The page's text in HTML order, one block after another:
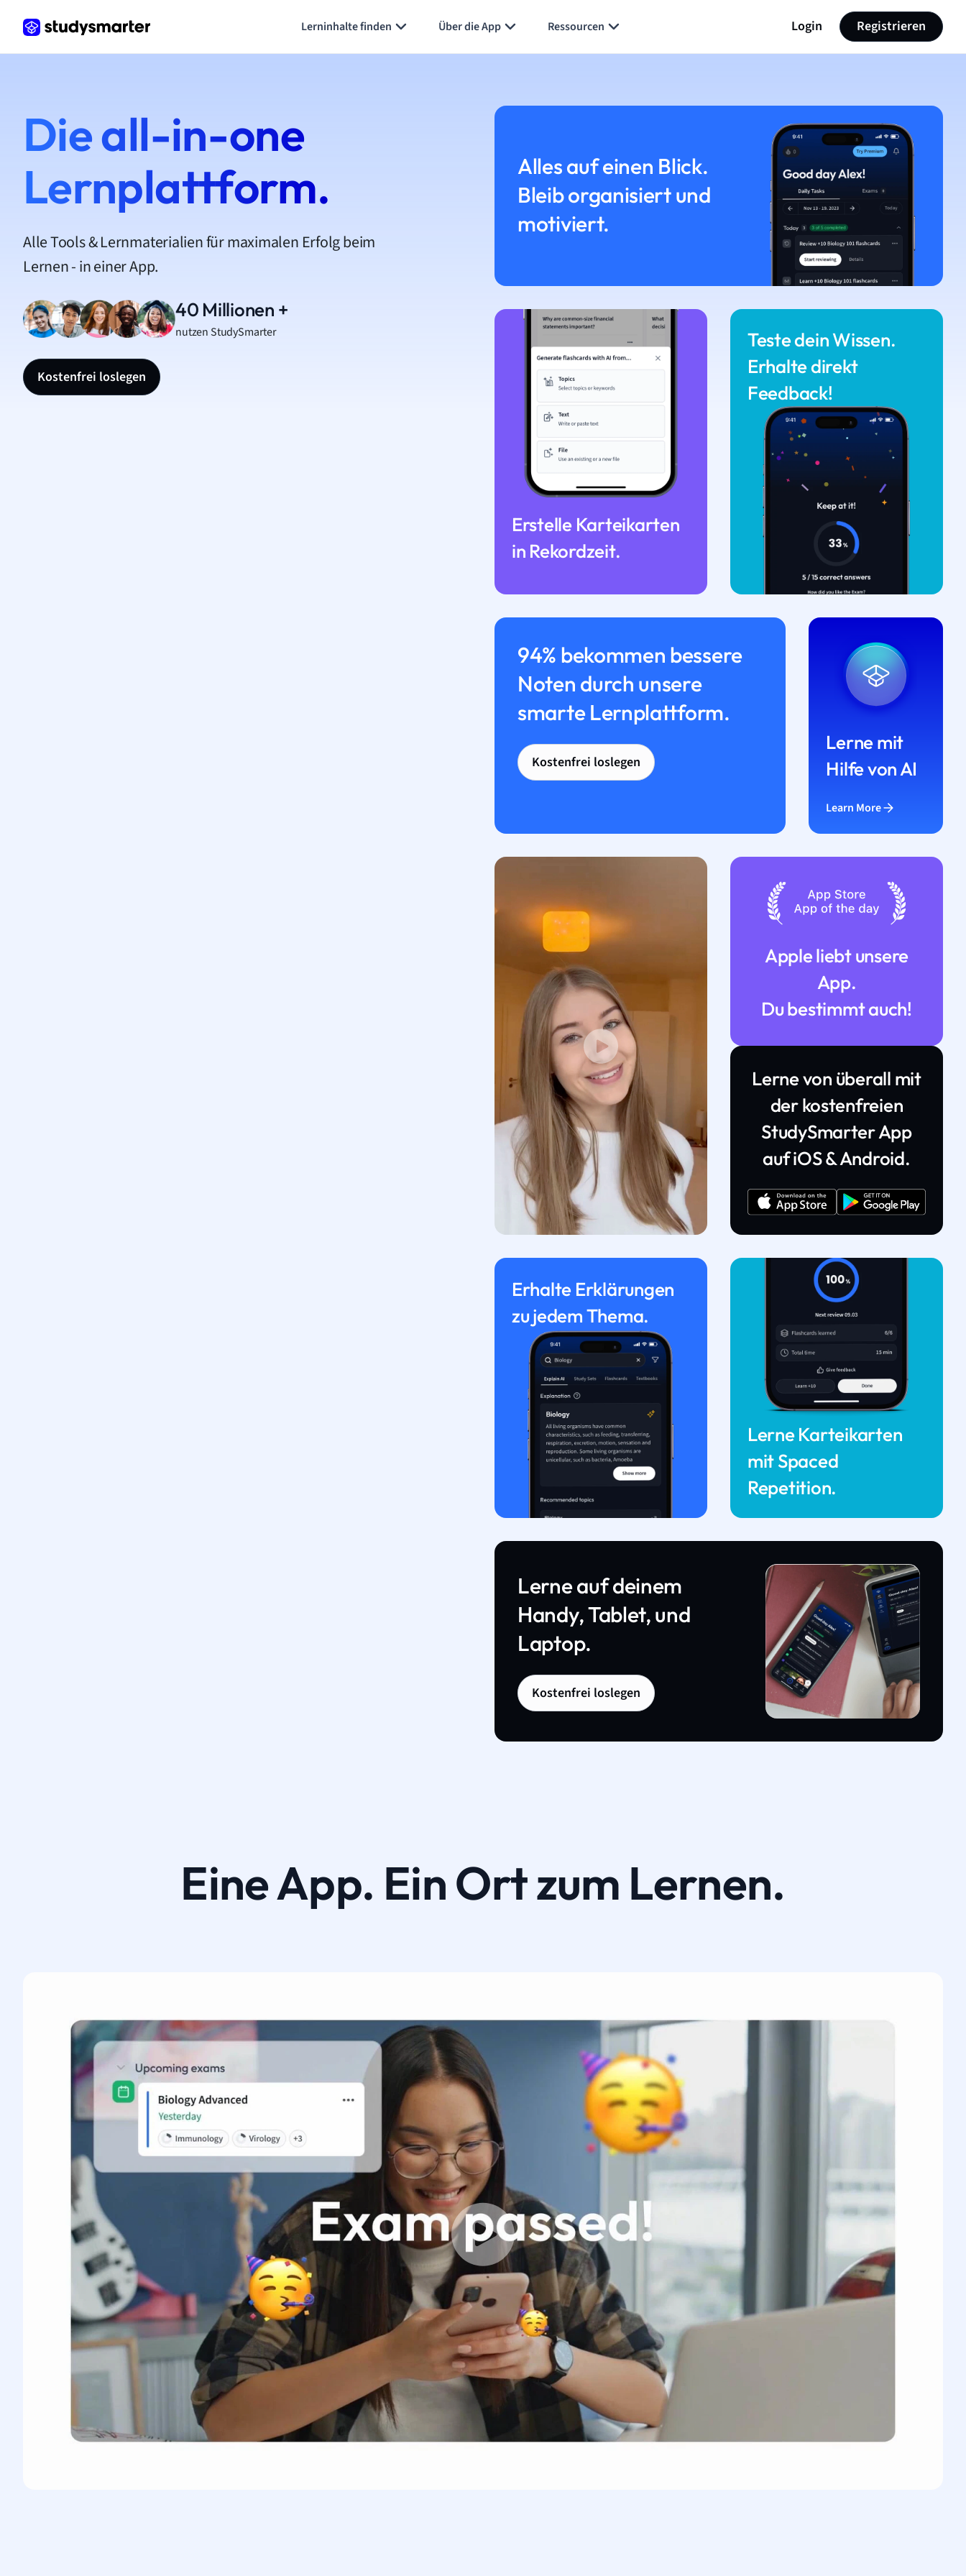
Lerninhalte finden Über die App Ressourcen Login Registrieren
Die all-in-one
Lernplattform.
Alle Tools & Lernmaterialien für maximalen Erfolg beim
Lernen - in einer App.
40 Millionen +
nutzen StudySmarter
Kostenfrei loslegen
Alles auf einen Blick.
Bleib organisiert und
motiviert.
Erstelle Karteikarten
in Rekordzeit.
Teste dein Wissen.
Erhalte direkt
Feedback!
94% bekommen bessere
Noten durch unsere
smarte Lernplattform.
Kostenfrei loslegen
Lerne mit
Hilfe von AI
Learn More
Apple liebt unsere
App.
Du bestimmt auch!
Lerne von überall mit
der kostenfreien
StudySmarter App
auf iOS & Android.
Erhalte Erklärungen
zu jedem Thema.
Lerne Karteikarten
mit Spaced
Repetition.
Lerne auf deinem
Handy, Tablet, und
Laptop.
Kostenfrei loslegen
Eine App. Ein Ort zum Lernen.